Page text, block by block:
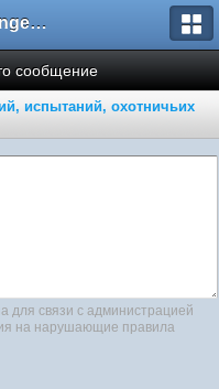
English Springer Spaniel Club
сообщение
испытаний, охотничьих
для связи с администрацией
на нарушающие правила